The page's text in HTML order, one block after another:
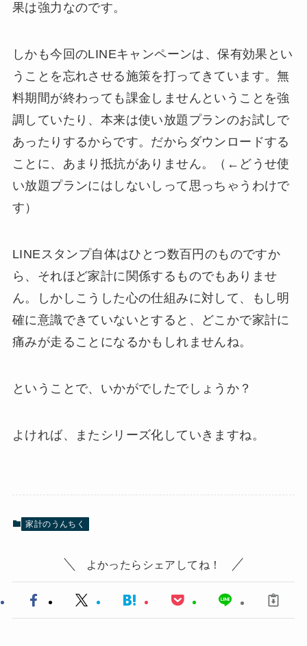
果は強力なのです。
しかも今回のLINEキャンペーンは、保有効果とい
うことを忘れさせる施策を打ってきています。無
料期間が終わっても課金しませんということを強
調していたり、本来は使い放題プランのお試しで
あったりするからです。だからダウンロードする
ことに、あまり抵抗がありません。（←どうせ使
い放題プランにはしないしって思っちゃうわけで
す）
LINEスタンプ自体はひとつ数百円のものですか
ら、それほど家計に関係するものでもありませ
ん。しかしこうした心の仕組みに対して、もし明
確に意識できていないとすると、どこかで家計に
痛みが走ることになるかもしれませんね。
ということで、いかがでしたでしょうか？
よければ、またシリーズ化していきますね。
家計のうんちく
よかったらシェアしてね！